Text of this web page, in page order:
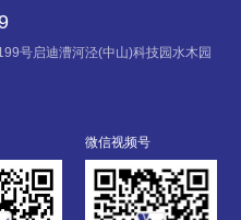
号启迪漕河泾(中山)科技园水木园
微信视频号